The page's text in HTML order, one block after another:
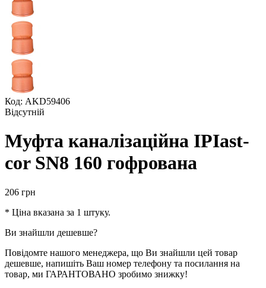
Код: AKD59406
Відсутній
Муфта каналізаційна IPIast-
cor SN8 160 гофрована
206 грн
* Ціна вказана за 1 штуку.
Ви знайшли дешевше?
Повідомте нашого менеджера, що Ви знайшли цей товар
дешевше, напишіть Ваш номер телефону та посилання на
товар, ми ГАРАНТОВАНО зробимо знижку!